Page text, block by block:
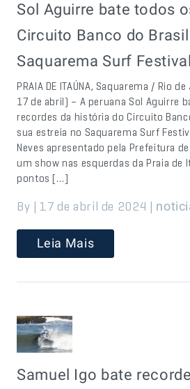
Sol Aguirre bate todos
Circuito Banco do
Saquarema Surf Festival
PRAIA DE ITAÚNA, Saquarema / Rio
17 de abril) – A peruana Sol Aguirre
recordes da história do Circuito
sua estreia no Saquarema Surf
Neves apresentado pela Prefeitura
um show nas esquerdas da Praia de
pontos […]
By | 17 de abril de 2024 |
Leia Mais
Samuel Igo bate